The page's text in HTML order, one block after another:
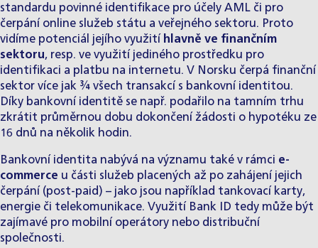
standardu povinné identifikace pro účely AML či pro
čerpání online služeb státu a veřejného sektoru. Proto
vidíme potenciál jejího využití hlavně ve finančním
sektoru, resp. ve využití jediného prostředku pro
identifikaci a platbu na internetu. V Norsku čerpá finanční
sektor více jak ¾ všech transakcí s bankovní identitou.
Díky bankovní identitě se např. podařilo na tamním trhu
zkrátit průměrnou dobu dokončení žádosti o hypotéku ze
16 dnů na několik hodin.
Bankovní identita nabývá na významu také v rámci e-
commerce u části služeb placených až po zahájení jejich
čerpání (post-paid) – jako jsou například tankovací karty,
energie či telekomunikace. Využití Bank ID tedy může být
zajímavé pro mobilní operátory nebo distribuční
společnosti.